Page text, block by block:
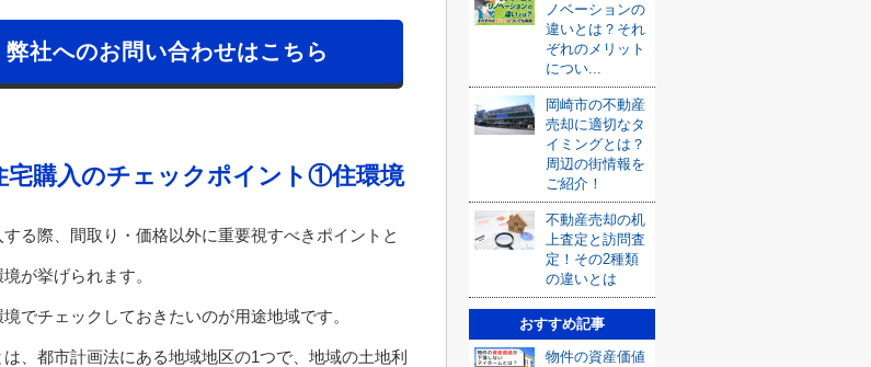
弊社へのお問い合わせはこちら
宅購入のチェックポイント①住環境
る際、間取り・価格以外に重要視すべきポイントと
が挙げられます。
境でチェックしておきたいのが用途地域です。
は、都市計画法にある地域地区の1つで、地域の土地利
ノベーションの
違いとは？それ
ぞれのメリット
につい...
岡崎市の不動産
売却に適切なタ
イミングとは？
周辺の街情報を
ご紹介！
不動産売却の机
上査定と訪問査
定！その2種類
の違いとは
おすすめ記事
物件の資産価値